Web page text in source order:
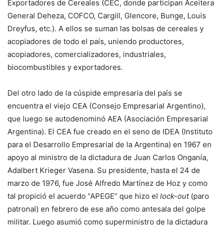
Exportadores de Cereales (CEC, donde participan Aceitera
General Deheza, COFCO, Cargill, Glencore, Bunge, Louis
Dreyfus, etc.). A ellos se suman las bolsas de cereales y
acopiadores de todo el país, uniendo productores,
acopiadores, comercializadores, industriales,
biocombustibles y exportadores.
Del otro lado de la cúspide empresaria del país se
encuentra el viejo CEA (Consejo Empresarial Argentino),
que luego se autodenominó AEA (Asociación Empresarial
Argentina). El CEA fue creado en el seno de IDEA (Instituto
para el Desarrollo Empresarial de la Argentina) en 1967 en
apoyo al ministro de la dictadura de Juan Carlos Onganía,
Adalbert Krieger Vasena. Su presidente, hasta el 24 de
marzo de 1976, fue José Alfredo Martínez de Hoz y como
tal propició el acuerdo “APEGE” que hizo el lock-out(paro
patronal) en febrero de ese año como antesala del golpe
militar. Luego asumió como superministro de la dictadura